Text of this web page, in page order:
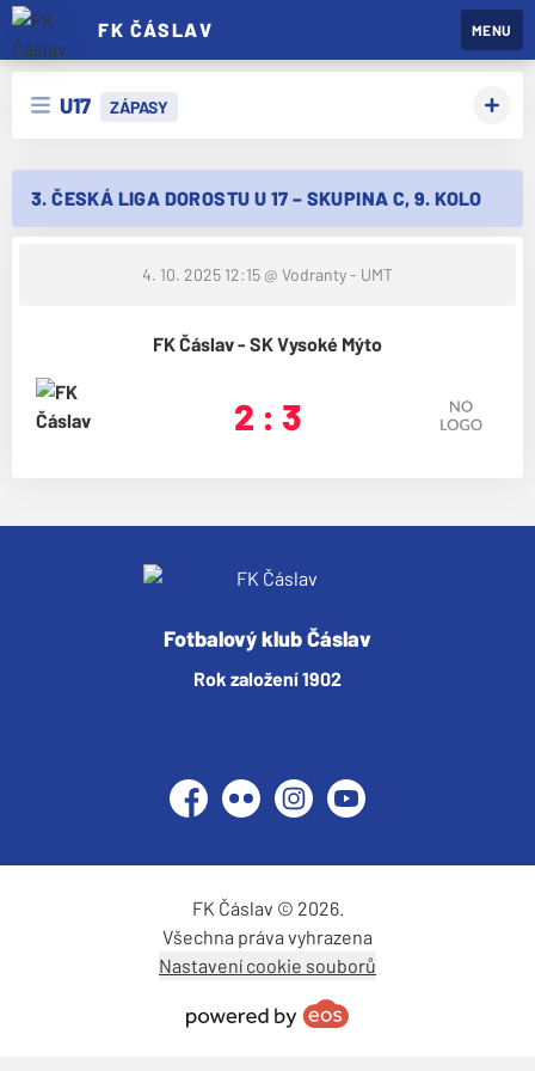
FK ČÁSLAV MENU
U17 ZÁPASY
3. ČESKÁ LIGA DOROSTU U 17 – SKUPINA C, 9. KOLO
4. 10. 2025 12:15 @ Vodranty - UMT
FK Čáslav - SK Vysoké Mýto
2 : 3
Fotbalový klub Čáslav
Rok založení 1902
Facebook
Flickr InstagramYouTube
FK Čáslav © 2026.
Všechna práva vyhrazena
Nastavení cookie souborů